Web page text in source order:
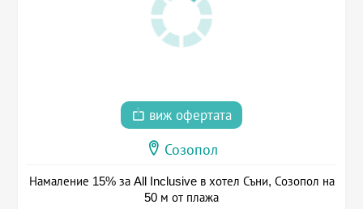
виж офертата
Созопол
Намаление 15% за All Inclusive в хотел Съни, Созопол на
50 м от плажа